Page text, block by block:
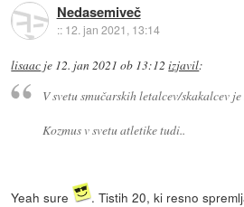
Nedasemiveč
:: 12. jan 2021, 13:14
lisaac je 12. jan 2021 ob 13:12 izjavil:
V svetu smučarskih letalcev/skakalcev
Kozmus v svetu atletike tudi..
Yeah sure . Tistih 20, ki resno